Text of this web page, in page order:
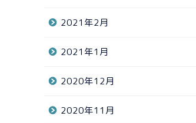
2021年2月
2021年1月
2020年12月
2020年11月